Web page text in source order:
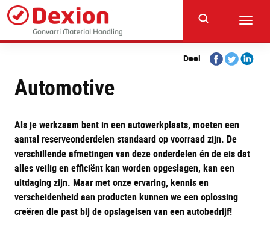
Skip
main
content
Deel
Share
on
Share
on
Share
Automotive
Als je werkzaam bent in een autowerkplaats, moeten een
aantal reserveonderdelen standaard op voorraad zijn. De
verschillende afmetingen van deze onderdelen én de eis dat
alles veilig en efficiënt kan worden opgeslagen, kan een
uitdaging zijn. Maar met onze ervaring, kennis en
verscheidenheid aan producten kunnen we een oplossing
creëren die past bij de opslageisen van een autobedrijf!